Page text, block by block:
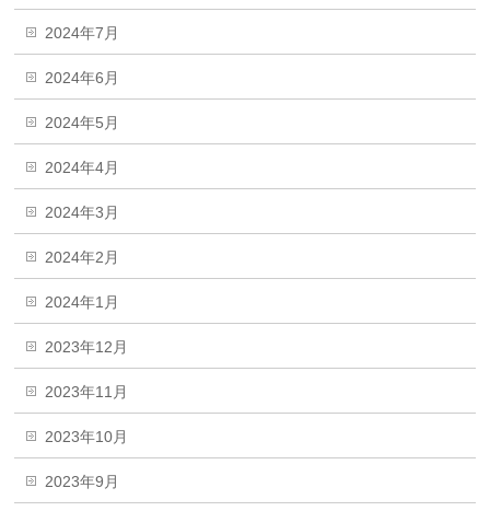
2024年7月
2024年6月
2024年5月
2024年4月
2024年3月
2024年2月
2024年1月
2023年12月
2023年11月
2023年10月
2023年9月